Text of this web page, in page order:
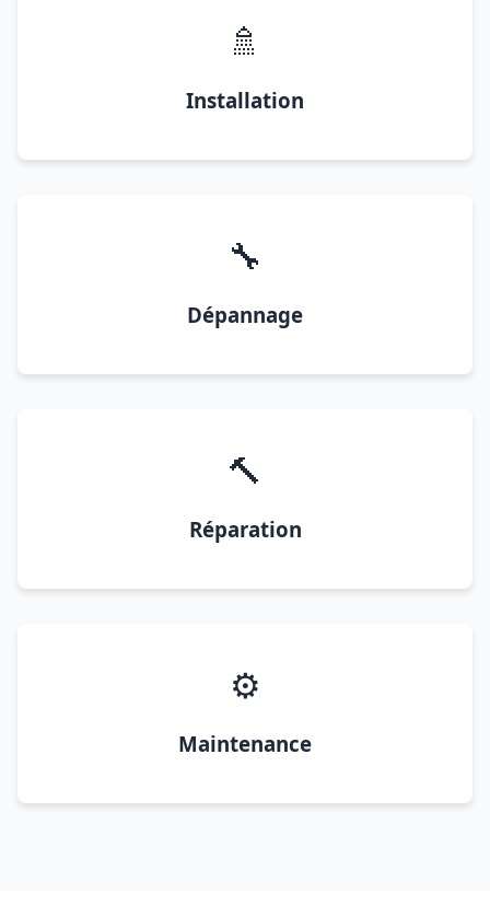
🚿
Installation
🔧
Dépannage
🔨
Réparation
⚙️
Maintenance